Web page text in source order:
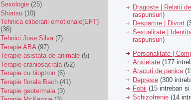
Sexologie (25)
Shiatsu (10)
Tehnica eliberarii emotionale(EFT)
(36)
Tehnici Jose Silva(7)
Terapie ABA (97)
Terapie asistata de animale (5)
Terapie craniosacrala (52)
Terapie cu bioptron (6)
Terapie florala Bach (41)
Terapie geotermala (3)
Dragoste | Relatii
raspunsuri)
Despartire | Divort
Sexualitate |
raspunsuri)
Personalitate |
Anxietate (177
Atacuri de panica
Depresie (300
Fobii (15 intrebari si
Schizofrenie (14